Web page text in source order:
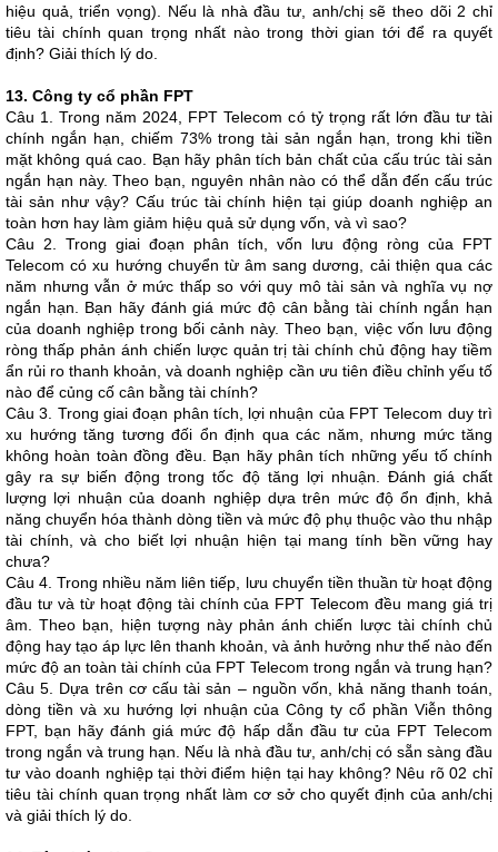
hiệu quả, triển vọng). Nếu là nhà đầu tư, anh/chị sẽ theo dõi 2 chỉ
tiêu tài chính quan trọng nhất nào trong thời gian tới để ra quyết
định? Giải thích lý do.
13. Công ty cổ phần FPT
Câu 1. Trong năm 2024, FPT Telecom có tỷ trọng rất lớn đầu tư tài
chính ngắn hạn, chiếm 73% trong tài sản ngắn hạn, trong khi tiền
mặt không quá cao. Bạn hãy phân tích bản chất của cấu trúc tài sản
ngắn hạn này. Theo bạn, nguyên nhân nào có thể dẫn đến cấu trúc
tài sản như vậy? Cấu trúc tài chính hiện tại giúp doanh nghiệp an
toàn hơn hay làm giảm hiệu quả sử dụng vốn, và vì sao?
Câu 2. Trong giai đoạn phân tích, vốn lưu động ròng của FPT
Telecom có xu hướng chuyển từ âm sang dương, cải thiện qua các
năm nhưng vẫn ở mức thấp so với quy mô tài sản và nghĩa vụ nợ
ngắn hạn. Bạn hãy đánh giá mức độ cân bằng tài chính ngắn hạn
của doanh nghiệp trong bối cảnh này. Theo bạn, việc vốn lưu động
ròng thấp phản ánh chiến lược quản trị tài chính chủ động hay tiềm
ẩn rủi ro thanh khoản, và doanh nghiệp cần ưu tiên điều chỉnh yếu tố
nào để củng cố cân bằng tài chính?
Câu 3. Trong giai đoạn phân tích, lợi nhuận của FPT Telecom duy trì
xu hướng tăng tương đối ổn định qua các năm, nhưng mức tăng
không hoàn toàn đồng đều. Bạn hãy phân tích những yếu tố chính
gây ra sự biến động trong tốc độ tăng lợi nhuận. Đánh giá chất
lượng lợi nhuận của doanh nghiệp dựa trên mức độ ổn định, khả
năng chuyển hóa thành dòng tiền và mức độ phụ thuộc vào thu nhập
tài chính, và cho biết lợi nhuận hiện tại mang tính bền vững hay
chưa?
Câu 4. Trong nhiều năm liên tiếp, lưu chuyển tiền thuần từ hoạt động
đầu tư và từ hoạt động tài chính của FPT Telecom đều mang giá trị
âm. Theo bạn, hiện tượng này phản ánh chiến lược tài chính chủ
động hay tạo áp lực lên thanh khoản, và ảnh hưởng như thế nào đến
mức độ an toàn tài chính của FPT Telecom trong ngắn và trung hạn?
Câu 5. Dựa trên cơ cấu tài sản – nguồn vốn, khả năng thanh toán,
dòng tiền và xu hướng lợi nhuận của Công ty cổ phần Viễn thông
FPT, bạn hãy đánh giá mức độ hấp dẫn đầu tư của FPT Telecom
trong ngắn và trung hạn. Nếu là nhà đầu tư, anh/chị có sẵn sàng đầu
tư vào doanh nghiệp tại thời điểm hiện tại hay không? Nêu rõ 02 chỉ
tiêu tài chính quan trọng nhất làm cơ sở cho quyết định của anh/chị
và giải thích lý do.